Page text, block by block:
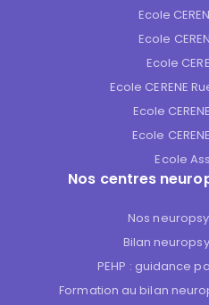
Ecole
Ecole
Ecole
Ecole CERENE
Ecole
Ecole
Ecole
Nos centres
Nos
Bilan
PEHP : guidance
Formation au bilan